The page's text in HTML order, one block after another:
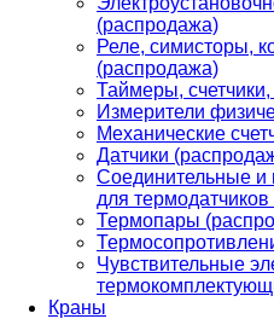
(распродажа)
Реле, симисторы,
(распродажа)
Таймеры,
Измерители
Механические
Датчики
Соединительные и
для
Термопары
Чувствительные
Краны